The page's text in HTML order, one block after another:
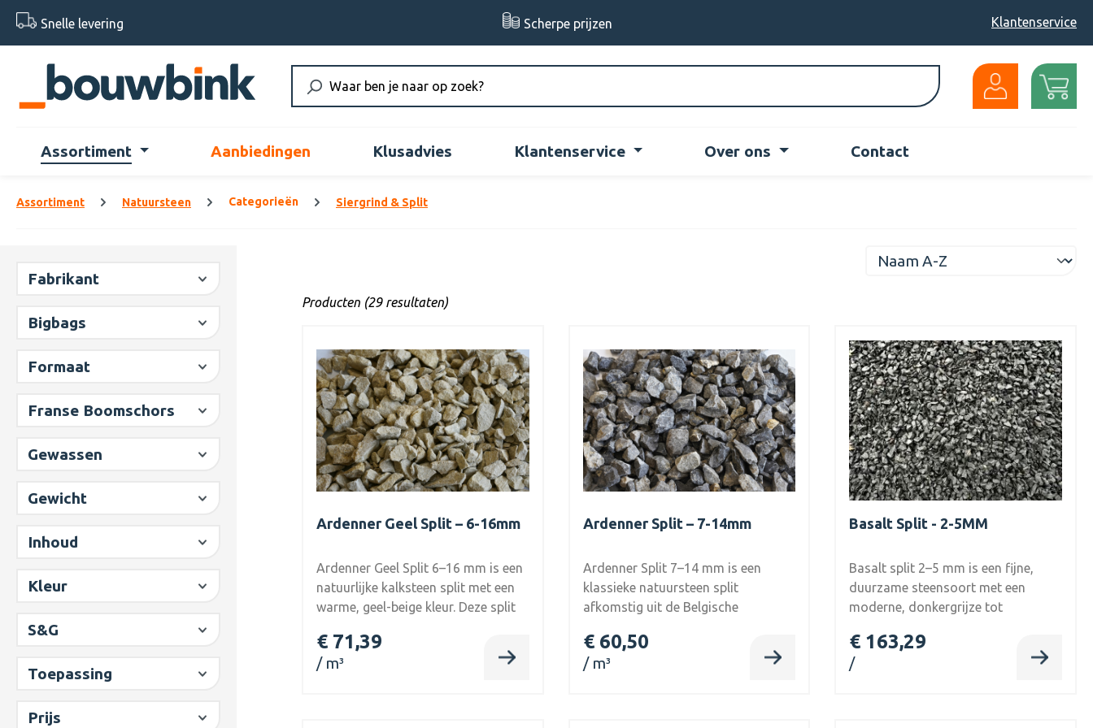
de hoofdinhoud
Ga naar de zoekopdracht
Ga naar de hoofdnavigatie
Snelle levering Scherpe prijzen Klantenservice
Assortiment Aanbiedingen Klusadvies Klantenservice Over ons Contact
Assortiment Natuursteen Categorieën Siergrind & Split
Fabrikant
Bigbags
Formaat
Franse Boomschors
Gewassen
Gewicht
Inhoud
Kleur
S&G
Toepassing
Prijs
Producten (29 resultaten)
Ardenner Geel Split – 6-16mm
Ardenner Geel Split 6–16 mm is een
natuurlijke kalksteen split met een
warme, geel-beige kleur. Deze split
zonnige en mediterrane uitstraling,
en past zowel bij moderne als
€ 71,39
m³
Ardenner Split – 7-14mm
Ardenner Split 7–14 mm is een
klassieke natuursteen split
afkomstig uit de Belgische
zorgt voor een tijdloze, natuurlijke
uitstraling die perfect past bij
€ 60,50
m³
Basalt Split - 2-5MM
Basalt split 2–5 mm is een fijne,
duurzame steensoort met een
moderne, donkergrijze tot
natuursteen split wordt gewonnen
uit basaltgesteente en staat bekend
€ 163,29